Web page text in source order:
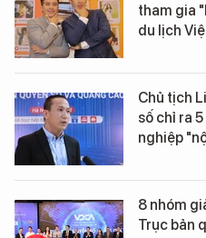
tham gia
du lịch
Chủ tịch
số chỉ ra
nghiệp
8 nhóm
Trục bản